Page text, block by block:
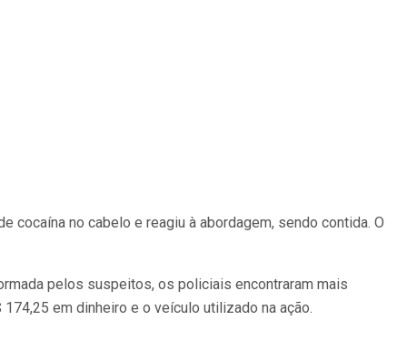
cocaína no cabelo e reagiu à abordagem, sendo contida. O
pelos suspeitos, os policiais encontraram mais
em dinheiro e o veículo utilizado na ação.